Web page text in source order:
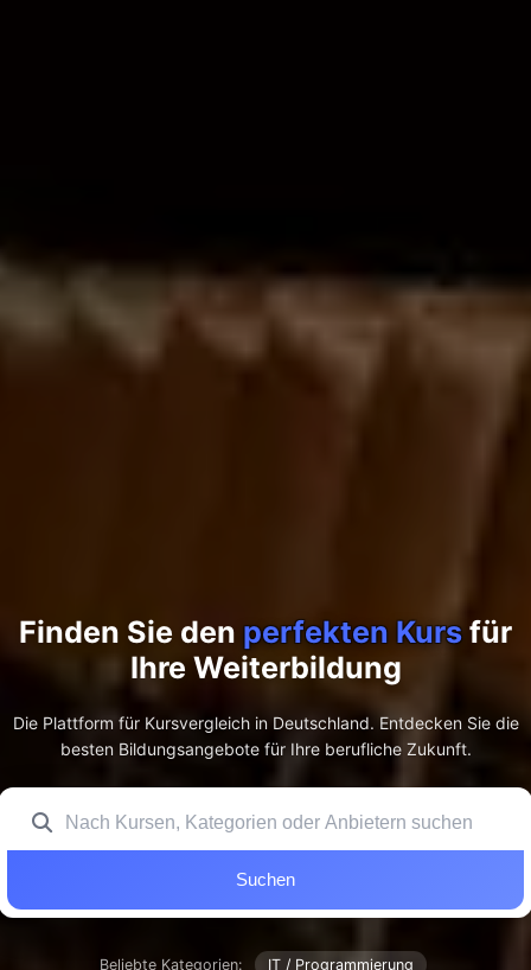
Finden Sie den perfekten Kurs für
Ihre Weiterbildung
Die Plattform für Kursvergleich in Deutschland. Entdecken Sie die
besten Bildungsangebote für Ihre berufliche Zukunft.
Suchen
Beliebte Kategorien: IT / Programmierung